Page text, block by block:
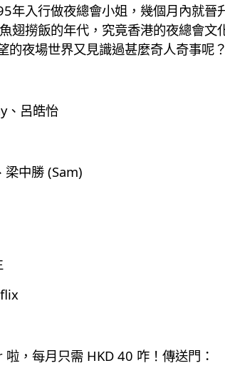
年入行做夜總會小姐，幾個月內就
翅撈飯的年代，究竟香港的夜總會
的夜場世界又見識過甚麼奇人奇事呢
、呂皓怡
梁中勝 (Sam)
，每月只需 HKD 40 咋！傳送門：